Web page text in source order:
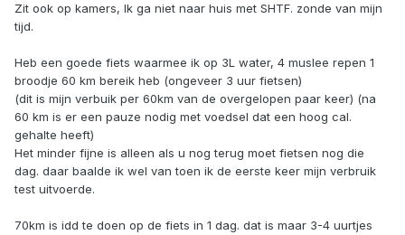
Zit ook op kamers, Ik ga niet naar huis met SHTF. zonde van mijn
tijd.
Heb een goede fiets waarmee ik op 3L water, 4 muslee repen 1
broodje 60 km bereik heb (ongeveer 3 uur fietsen)
(dit is mijn verbuik per 60km van de overgelopen paar keer) (na
60 km is er een pauze nodig met voedsel dat een hoog cal.
gehalte heeft)
Het minder fijne is alleen als u nog terug moet fietsen nog die
dag. daar baalde ik wel van toen ik de eerste keer mijn verbruik
test uitvoerde.
70km is idd te doen op de fiets in 1 dag. dat is maar 3-4 uurtjes